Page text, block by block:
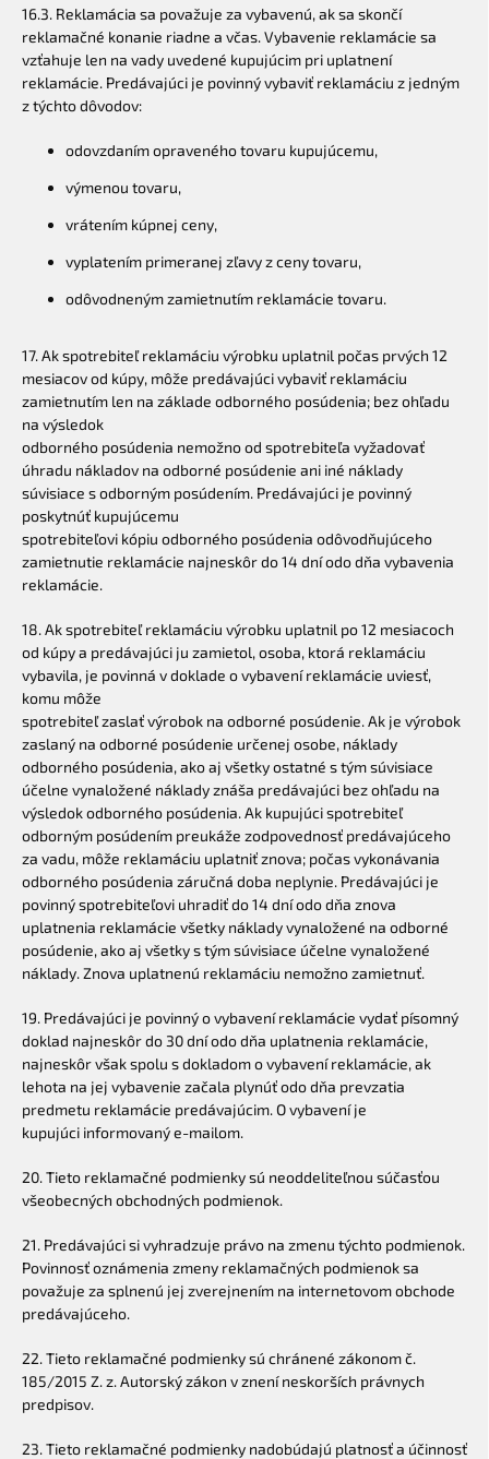
16.3. Reklamácia sa považuje za vybavenú, ak sa skončí
reklamačné konanie riadne a včas. Vybavenie reklamácie sa
vzťahuje len na vady uvedené kupujúcim pri uplatnení
reklamácie. Predávajúci je povinný vybaviť reklamáciu z jedným
z týchto dôvodov:
odovzdaním opraveného tovaru kupujúcemu,
výmenou tovaru,
vrátením kúpnej ceny,
vyplatením primeranej zľavy z ceny tovaru,
odôvodneným zamietnutím reklamácie tovaru.
17. Ak spotrebiteľ reklamáciu výrobku uplatnil počas prvých 12
mesiacov od kúpy, môže predávajúci vybaviť reklamáciu
zamietnutím len na základe odborného posúdenia; bez ohľadu
na výsledok
odborného posúdenia nemožno od spotrebiteľa vyžadovať
úhradu nákladov na odborné posúdenie ani iné náklady
súvisiace s odborným posúdením. Predávajúci je povinný
poskytnúť kupujúcemu
spotrebiteľovi kópiu odborného posúdenia odôvodňujúceho
zamietnutie reklamácie najneskôr do 14 dní odo dňa vybavenia
reklamácie.
18. Ak spotrebiteľ reklamáciu výrobku uplatnil po 12 mesiacoch
od kúpy a predávajúci ju zamietol, osoba, ktorá reklamáciu
vybavila, je povinná v doklade o vybavení reklamácie uviesť,
komu môže
spotrebiteľ zaslať výrobok na odborné posúdenie. Ak je výrobok
zaslaný na odborné posúdenie určenej osobe, náklady
odborného posúdenia, ako aj všetky ostatné s tým súvisiace
účelne vynaložené náklady znáša predávajúci bez ohľadu na
výsledok odborného posúdenia. Ak kupujúci spotrebiteľ
odborným posúdením preukáže zodpovednosť predávajúceho
za vadu, môže reklamáciu uplatniť znova; počas vykonávania
odborného posúdenia záručná doba neplynie. Predávajúci je
povinný spotrebiteľovi uhradiť do 14 dní odo dňa znova
uplatnenia reklamácie všetky náklady vynaložené na odborné
posúdenie, ako aj všetky s tým súvisiace účelne vynaložené
náklady. Znova uplatnenú reklamáciu nemožno zamietnuť.
19. Predávajúci je povinný o vybavení reklamácie vydať písomný
doklad najneskôr do 30 dní odo dňa uplatnenia reklamácie,
najneskôr však spolu s dokladom o vybavení reklamácie, ak
lehota na jej vybavenie začala plynúť odo dňa prevzatia
predmetu reklamácie predávajúcim. O vybavení je
kupujúci informovaný e-mailom.
20. Tieto reklamačné podmienky sú neoddeliteľnou súčasťou
všeobecných obchodných podmienok.
21. Predávajúci si vyhradzuje právo na zmenu týchto podmienok.
Povinnosť oznámenia zmeny reklamačných podmienok sa
považuje za splnenú jej zverejnením na internetovom obchode
predávajúceho.
22. Tieto reklamačné podmienky sú chránené zákonom č.
185/2015 Z. z. Autorský zákon v znení neskorších právnych
predpisov.
23. Tieto reklamačné podmienky nadobúdajú platnosť a účinnosť